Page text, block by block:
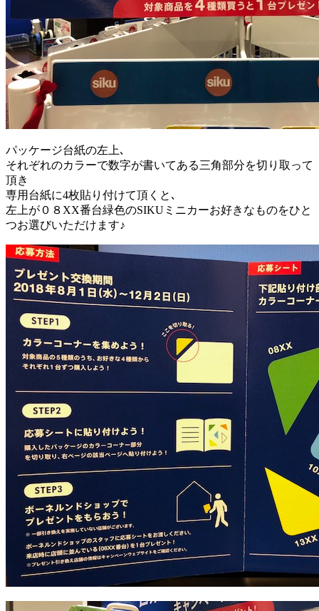
パッケージ台紙の左上､
それぞれのカラーで数字が書いてある三角部分を切り取って
頂き
専用台紙に4枚貼り付けて頂くと､
左上が０８XX番台緑色のSIKUミニカーお好きなものをひと
つお選びいただけます♪